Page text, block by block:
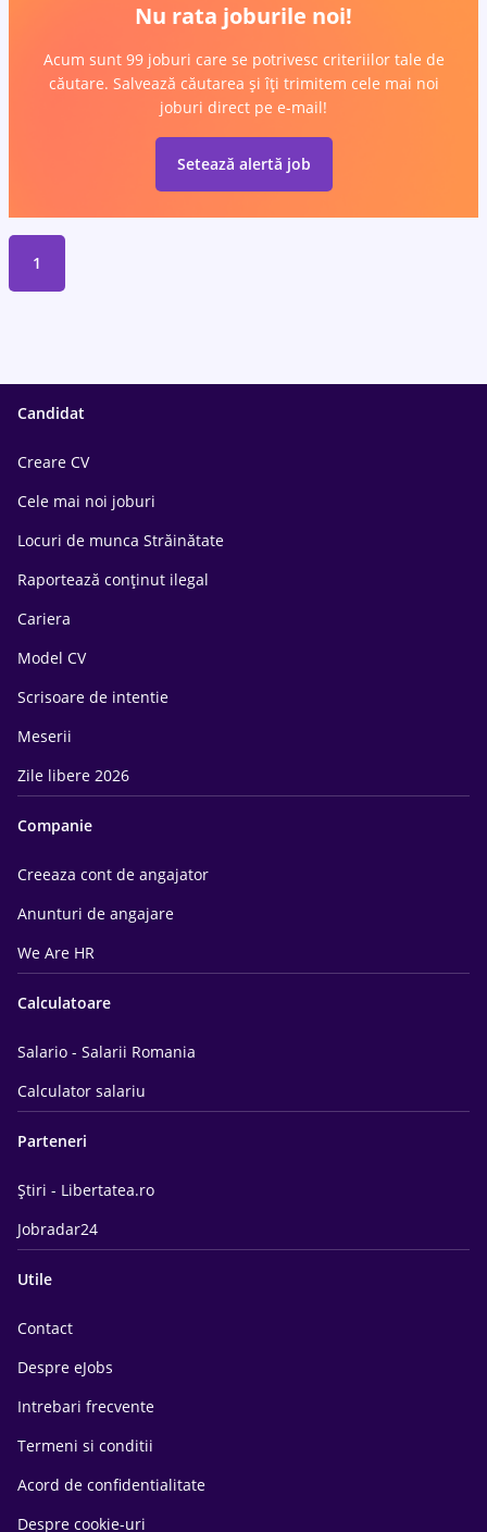
Nu rata joburile noi!
Acum sunt 99 joburi care se potrivesc criteriilor tale de
căutare. Salvează căutarea și îți trimitem cele mai noi
joburi direct pe e-mail!
Setează alertă job
1
Candidat
Creare CV
Cele mai noi joburi
Locuri de munca Străinătate
Raportează conținut ilegal
Cariera
Model CV
Scrisoare de intentie
Meserii
Zile libere 2026
Companie
Creeaza cont de angajator
Anunturi de angajare
We Are HR
Calculatoare
Salario - Salarii Romania
Calculator salariu
Parteneri
Știri - Libertatea.ro
Jobradar24
Utile
Contact
Despre eJobs
Intrebari frecvente
Termeni si conditii
Acord de confidentialitate
Despre cookie-uri